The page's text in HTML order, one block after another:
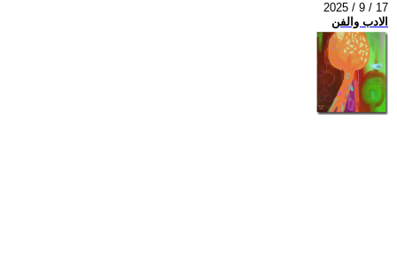
2025 / 9 / 17
الادب والفن